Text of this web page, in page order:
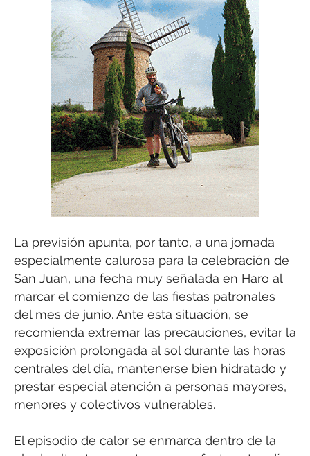
La previsión apunta, por tanto, a una jornada
especialmente calurosa para la celebración de
San Juan, una fecha muy señalada en Haro al
marcar el comienzo de las fiestas patronales
del mes de junio. Ante esta situación, se
recomienda extremar las precauciones, evitar la
exposición prolongada al sol durante las horas
centrales del día, mantenerse bien hidratado y
prestar especial atención a personas mayores,
menores y colectivos vulnerables.
El episodio de calor se enmarca dentro de la